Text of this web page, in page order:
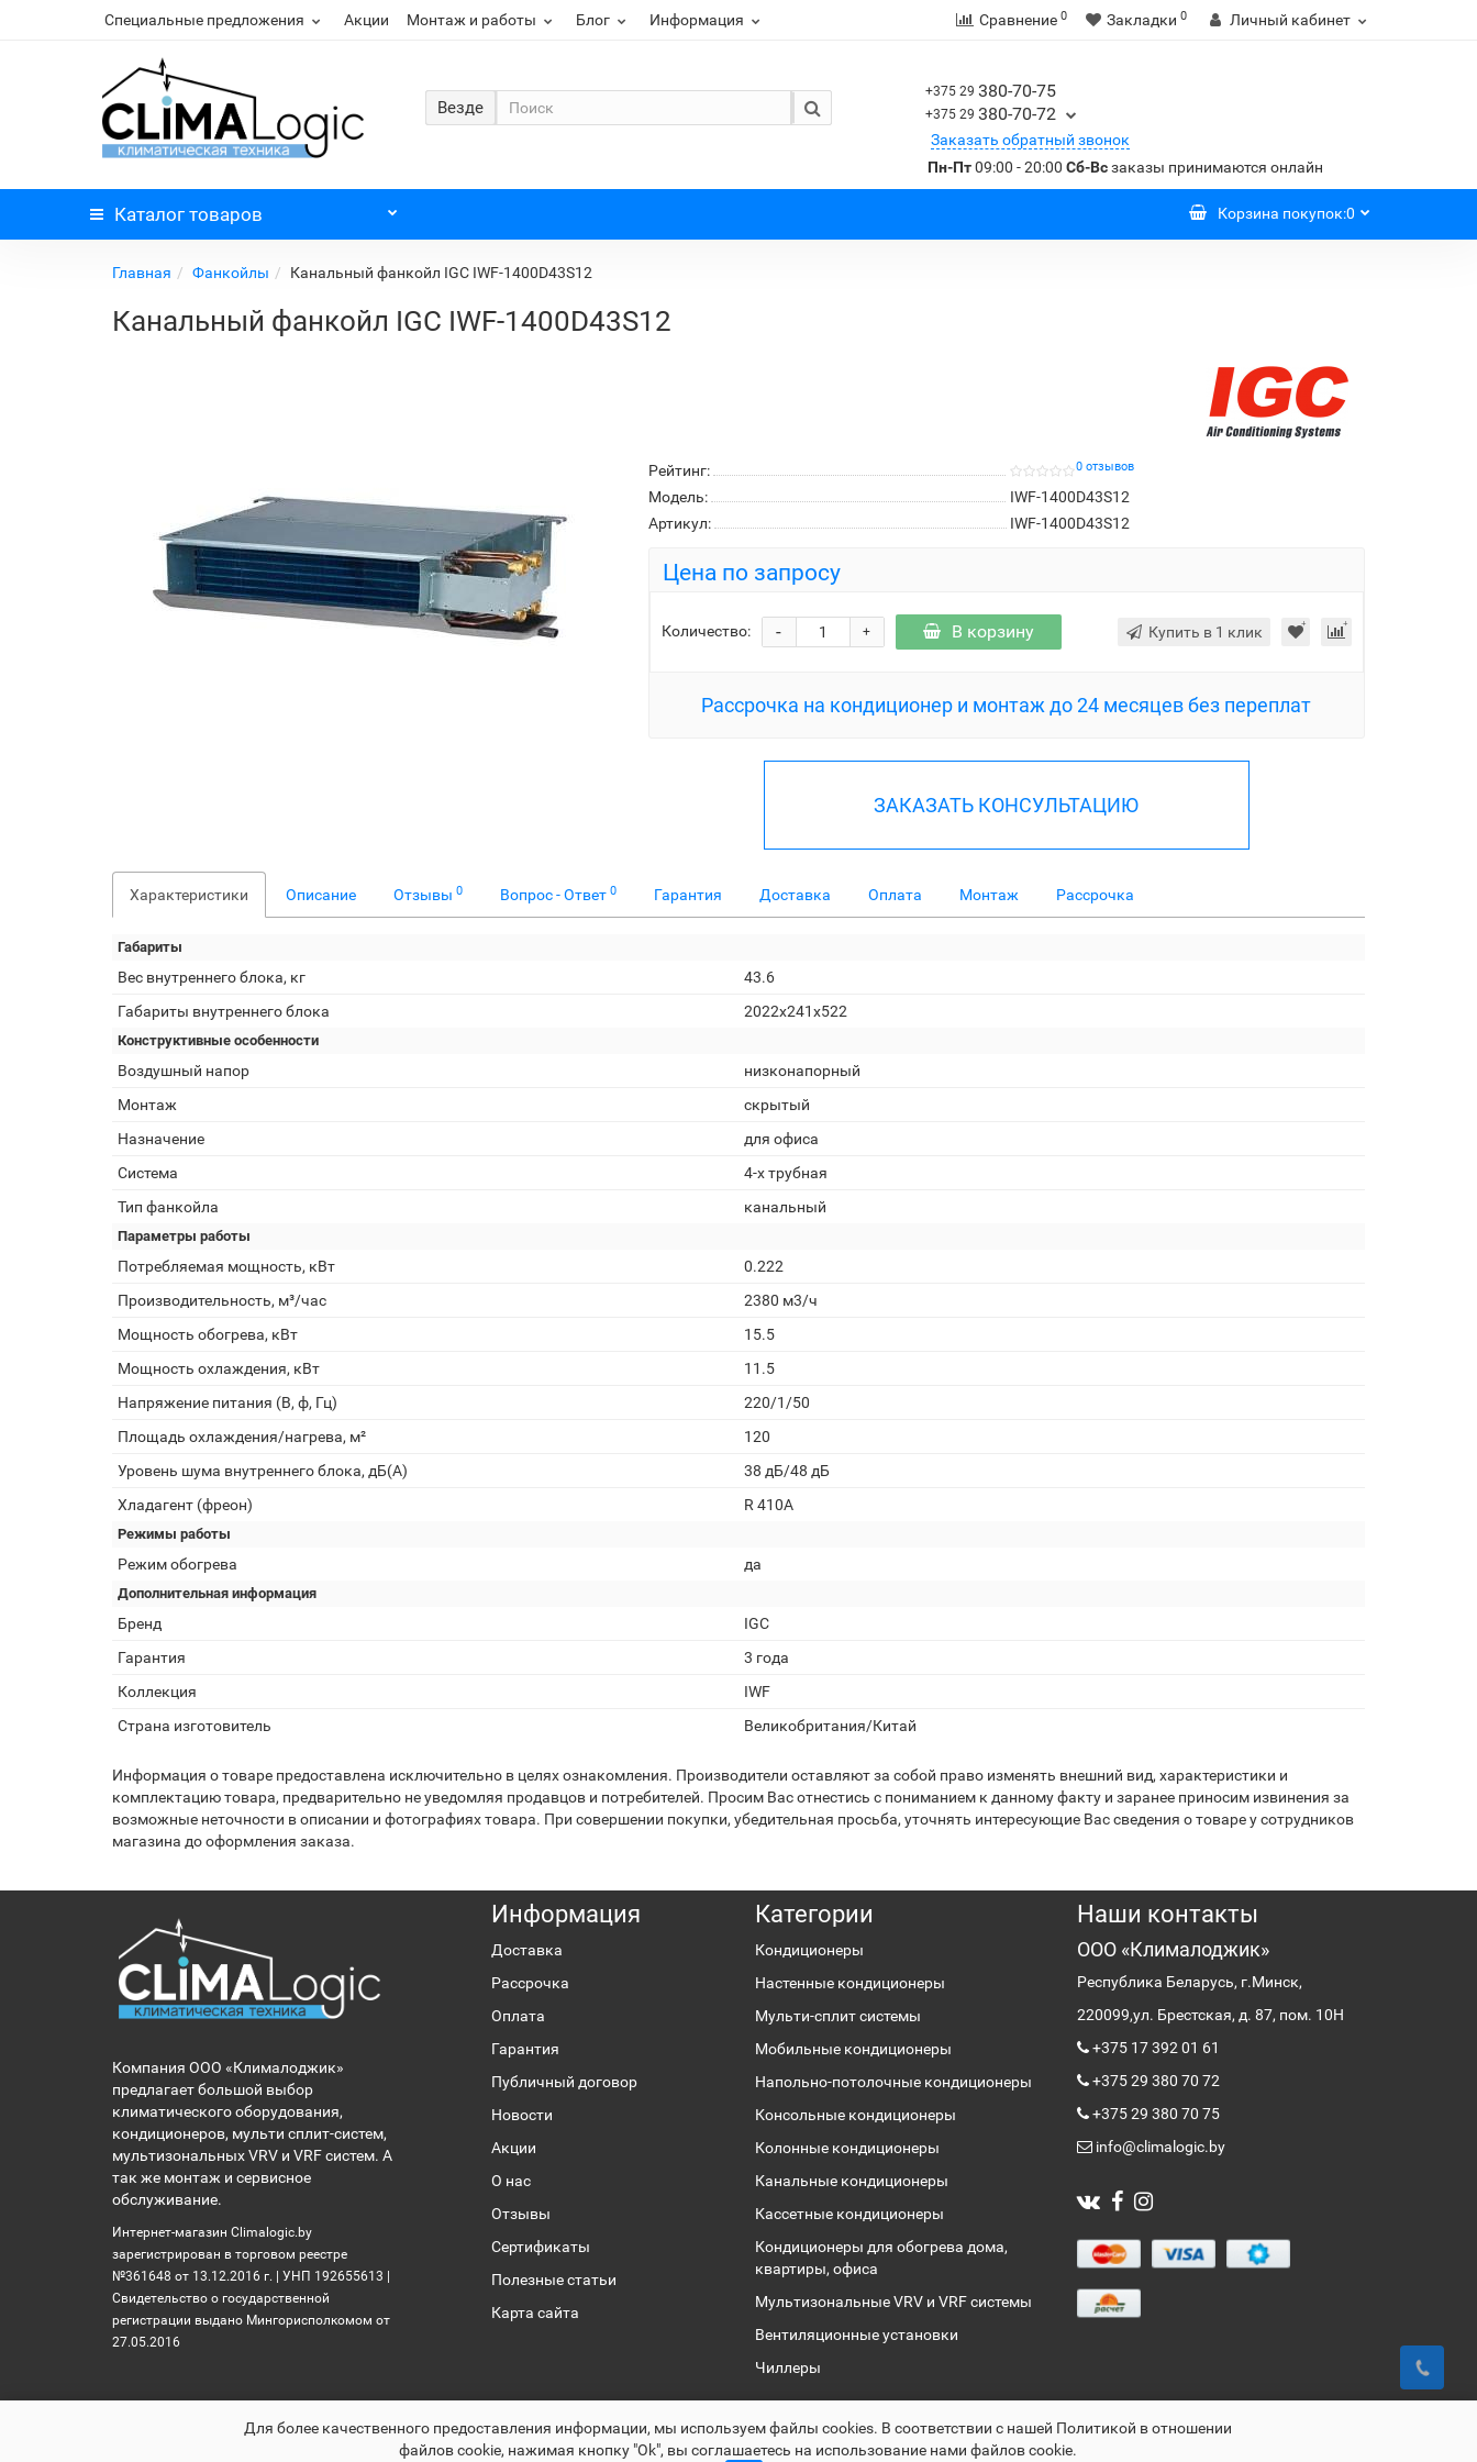
Специальные предложения Акции Монтаж и работы Блог Информация Сравнение 0 Закладки 0 Личный кабинет
Везде
+375 29 380-70-75
+375 29 380-70-72
Заказать обратный звонок
Пн-Пт09:00 - 20:00 Сб-Всзаказы принимаются онлайн
Каталог товаров Корзина покупок:0
Главная Фанкойлы Канальный фанкойл IGC IWF-1400D43S12
Канальный фанкойл IGC IWF-1400D43S12
Рейтинг: 0 отзывов
Модель:
IWF-1400D43S12
Артикул:
IWF-1400D43S12
Цена по запросу
Количество: +
- В корзину Купить в 1 клик
Рассрочка на кондиционер и монтаж до 24 месяцев без переплат
ЗАКАЗАТЬ КОНСУЛЬТАЦИЮ
Характеристики Описание Отзывы 0 Вопрос - Ответ 0 Гарантия Доставка Оплата Монтаж Рассрочка
Габариты
Вес внутреннего блока, кг
43.6
Габариты внутреннего блока
2022x241x522
Конструктивные особенности
Воздушный напор
низконапорный
Монтаж
скрытый
Назначение
для офиса
Система
4-х трубная
Тип фанкойла
канальный
Параметры работы
Потребляемая мощность, кВт
0.222
Производительность, м³/час
2380 м3/ч
Мощность обогрева, кВт
15.5
Мощность охлаждения, кВт
11.5
Напряжение питания (В, ф, Гц)
220/1/50
Площадь охлаждения/нагрева, м²
120
Уровень шума внутреннего блока, дБ(А)
38 дБ/48 дБ
Хладагент (фреон)
R 410A
Режимы работы
Режим обогрева да
Дополнительная информация
Бренд
IGC
Гарантия
3 года
Коллекция
IWF
Страна изготовитель
Великобритания/Китай
Информация о товаре предоставлена исключительно в целях ознакомления. Производители оставляют за собой право изменять внешний вид, характеристики и
комплектацию товара, предварительно не уведомляя продавцов и потребителей. Просим Вас отнестись с пониманием к данному факту и заранее приносим извинения за
возможные неточности в описании и фотографиях товара. При совершении покупки, убедительная просьба, уточнять интересующие Вас сведения о товаре у сотрудников
магазина до оформления заказа.
Компания ООО «Клималоджик»
предлагает большой выбор
климатического оборудования,
кондиционеров, мульти сплит-систем,
мультизональных VRV и VRF систем. А
так же монтаж и сервисное
обслуживание.
Интернет-магазин Climalogic.by
зарегистрирован в торговом реестре
№361648 от 13.12.2016 г. | УНП 192655613 |
Свидетельство о государственной
регистрации выдано Мингорисполкомом от
27.05.2016
Информация
Доставка
Рассрочка
Оплата
Гарантия
Публичный договор
Новости
Акции
О нас
Отзывы
Сертификаты
Полезные статьи
Карта сайта
Категории
Кондиционеры
Настенные кондиционеры
Мульти-сплит системы
Мобильные кондиционеры
Напольно-потолочные кондиционеры
Консольные кондиционеры
Колонные кондиционеры
Канальные кондиционеры
Кассетные кондиционеры
Кондиционеры для обогрева дома,
квартиры, офиса
Мультизональные VRV и VRF системы
Вентиляционные установки
Чиллеры
Наши контакты
ООО «Клималоджик»
Республика Беларусь, г.Минск,
220099,ул. Брестская, д. 87, пом. 10Н
+375 17 392 01 61
+375 29 380 70 72
+375 29 380 70 75
info@climalogic.by
Раскрутка -cropas.by
Climalogic.by © 2016 - 2025
Для более качественного предоставления информации, мы используем файлы сookies. В соответствии с нашей Политикой в отношении
файлов cookie, нажимая кнопку "Ok", вы соглашаетесь на использование нами файлов cookie.